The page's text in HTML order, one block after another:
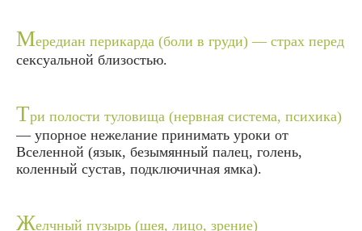
Мередиан перикарда (боли в груди) — страх перед
сексуальной близостью.
Три полости туловища (нервная система, психика)
— упорное нежелание принимать уроки от
Вселенной (язык, безымянный палец, голень,
коленный сустав, подключичная ямка).
Желчный пузырь (шея, лицо, зрение)